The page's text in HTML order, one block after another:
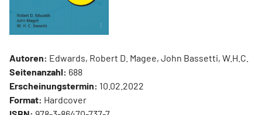
Autoren: Edwards, Robert D. Magee, John Bassetti, W.H.C.
Seitenanzahl: 688
Erscheinungstermin: 10.02.2022
Format: Hardcover